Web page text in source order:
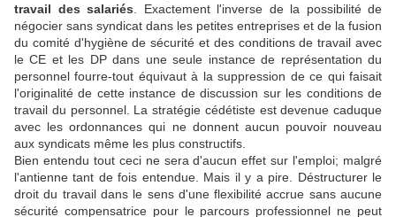
travail des salariés . Exactement l'inverse de la possibilité de
négocier sans syndicat dans les petites entreprises et de la fusion
du comité d'hygiène de sécurité et des conditions de travail avec
le CE et les DP dans une seule instance de représentation du
personnel fourre-tout équivaut à la suppression de ce qui faisait
l'originalité de cette instance de discussion sur les conditions de
travail du personnel. La stratégie cédétiste est devenue caduque
avec les ordonnances qui ne donnent aucun pouvoir nouveau
aux syndicats même les plus constructifs.
Bien entendu tout ceci ne sera d'aucun effet sur l'emploi; malgré
l'antienne tant de fois entendue. Mais il y a pire. Déstructurer le
droit du travail dans le sens d'une flexibilité accrue sans aucune
sécurité compensatrice pour le parcours professionnel ne peut